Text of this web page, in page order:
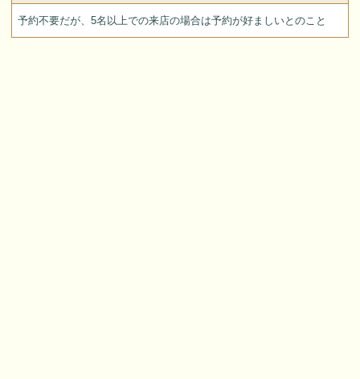
予約不要だが、5名以上での来店の場合は予約が好ましいとのこと